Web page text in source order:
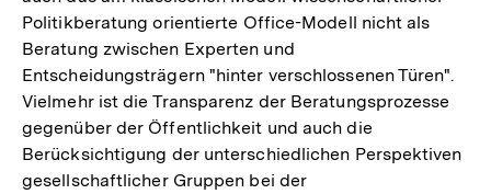
Politikberatung orientierte Office-Modell nicht als
Beratung zwischen Experten und
Entscheidungsträgern "hinter verschlossenen Türen".
Vielmehr ist die Transparenz der Beratungsprozesse
gegenüber der Öffentlichkeit und auch die
Berücksichtigung der unterschiedlichen Perspektiven
gesellschaftlicher Gruppen bei der